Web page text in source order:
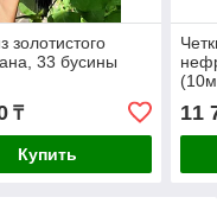
золотистого
33 бусины
₸
Купить
11